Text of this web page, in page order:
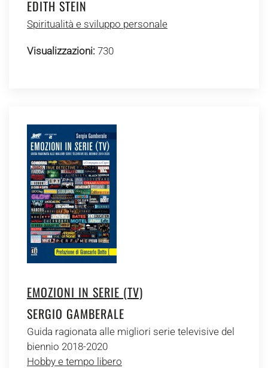
EDITH STEIN
Spiritualità e sviluppo personale
Visualizzazioni: 730
EMOZIONI IN SERIE (TV)
SERGIO GAMBERALE
Guida ragionata alle migliori serie televisive del
biennio 2018-2020
Hobby e tempo libero